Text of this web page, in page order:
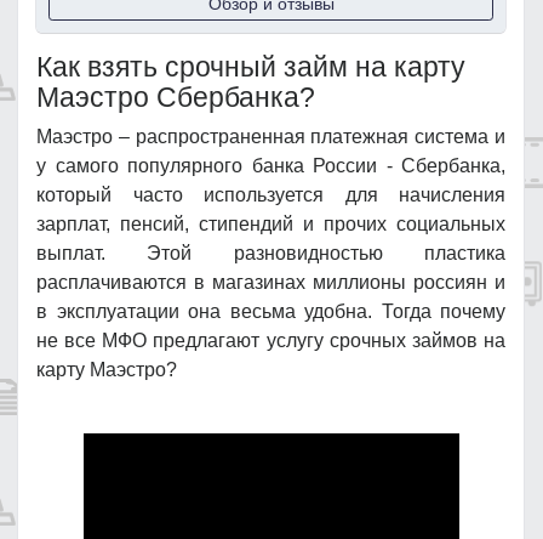
Как взять срочный займ на карту
Маэстро Сбербанка?
Маэстро – распространенная платежная система и
у самого популярного банка России - Сбербанка,
который часто используется для начисления
зарплат, пенсий, стипендий и прочих социальных
выплат. Этой разновидностью пластика
расплачиваются в магазинах миллионы россиян и
в эксплуатации она весьма удобна. Тогда почему
не все МФО предлагают услугу срочных займов на
карту Маэстро?